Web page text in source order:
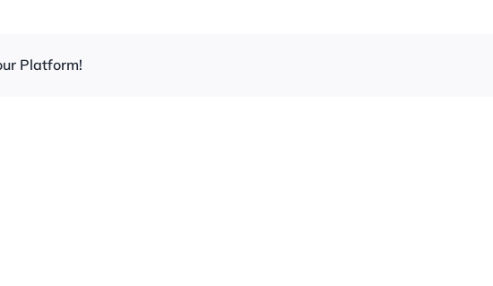
Platform!